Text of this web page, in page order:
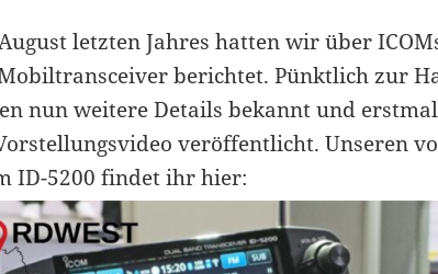
letzten Jahres hatten wir über
berichtet. Pünktlich zur
nun weitere Details bekannt und
veröffentlicht. Unseren
ID-5200 findet ihr hier: